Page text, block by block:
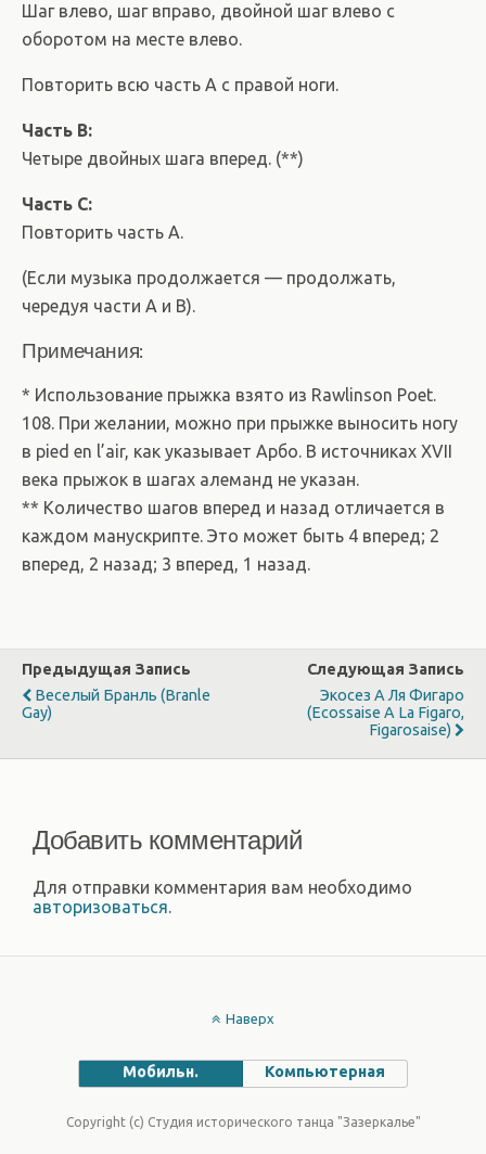
Шаг влево, шаг вправо, двойной шаг влево с
оборотом на месте влево.
Повторить всю часть А с правой ноги.
Часть B:
Четыре двойных шага вперед. (**)
Часть С:
Повторить часть А.
(Если музыка продолжается — продолжать,
чередуя части A и B).
Примечания:
* Использование прыжка взято из Rawlinson Poet.
108. При желании, можно при прыжке выносить ногу
в pied en l’air, как указывает Арбо. В источниках XVII
века прыжок в шагах алеманд не указан.
** Количество шагов вперед и назад отличается в
каждом манускрипте. Это может быть 4 вперед; 2
вперед, 2 назад; 3 вперед, 1 назад.
Предыдущая Запись
Веселый Бранль (Branle
Gay)
Следующая Запись
Экосез А Ля Фигаро
(Ecossaise A La Figaro,
Figarosaise)
Добавить комментарий
Для отправки комментария вам необходимо
авторизоваться.
Наверх
Мобильн. Компьютерная
Copyright (c) Студия исторического танца "Зазеркалье"